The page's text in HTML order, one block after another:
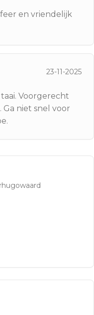
en vriendelijk
23-11-2025
Voorgerecht
niet snel voor